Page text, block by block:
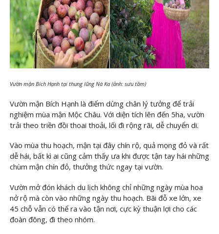
Vườn mận Bích Hạnh tại thung lũng Nà Ka (ảnh: sưu tầm)
Vườn mận Bích Hạnh là điểm dừng chân lý tưởng để trải
nghiệm mùa mận Mộc Châu. Với diện tích lên đến 5ha, vườn
trải theo triền đồi thoai thoải, lối đi rộng rãi, dễ chuyển di.
Vào mùa thu hoạch, mận tại đây chín rộ, quả mọng đỏ và rất
dễ hái, bất kì ai cũng cảm thấy ưa khi được tận tay hái những
chùm mận chín đỏ, thưởng thức ngay tại vườn.
Vườn mở đón khách du lịch không chỉ những ngày mùa hoa
nở rộ mà còn vào những ngày thu hoạch. Bãi đỗ xe lớn, xe
45 chỗ vẫn có thể ra vào tận nơi, cực kỳ thuận lợi cho các
đoàn đông, đi theo nhóm.